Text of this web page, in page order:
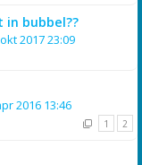
bubbel??
2017 23:09
2016 13:46
1 2